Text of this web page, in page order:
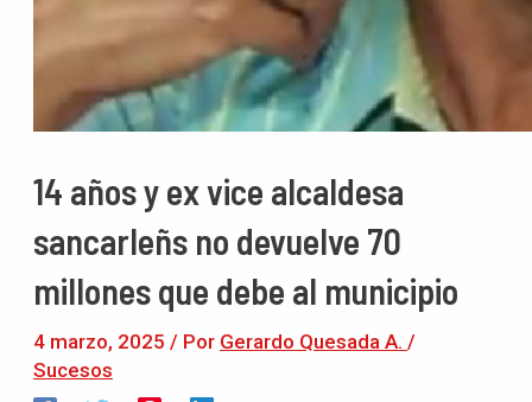
14 años y ex vice alcaldesa
sancarleñs no devuelve 70
millones que debe al municipio
4 marzo, 2025 / Por Gerardo Quesada A. /
Sucesos